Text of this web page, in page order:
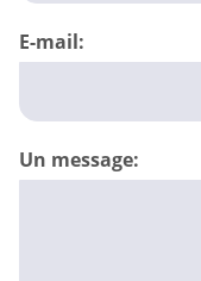
E-mail:
Un message: